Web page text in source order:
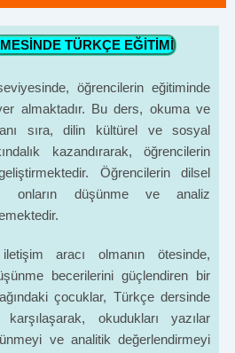
TÜRKÇE EĞİTİMİ
öğrencilerin eğitiminde
almaktadır. Bu ders, okuma ve
sıra, dilin kültürel ve sosyal
kazandırarak, öğrencilerin
Öğrencilerin dilsel
onların düşünme ve analiz
aracı olmanın ötesinde,
becerilerini güçlendiren bir
çocuklar, Türkçe dersinde
okudukları yazılar
ve analitik değerlendirmeyi